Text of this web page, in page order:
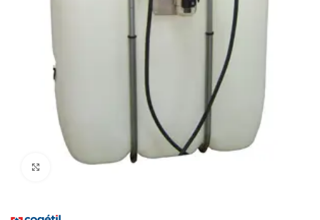
Cliquez pour agrandir